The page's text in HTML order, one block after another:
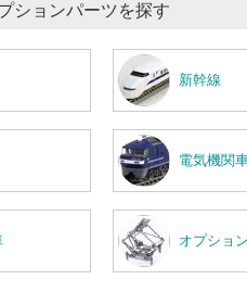
ションパーツを探す
新幹線
電気機関
オプショ